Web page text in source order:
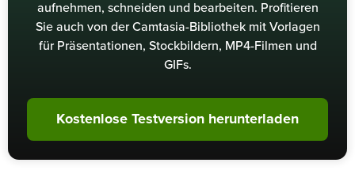
aufnehmen, schneiden und bearbeiten. Profitieren
Sie auch von der Camtasia-Bibliothek mit Vorlagen
für Präsentationen, Stockbildern, MP4-Filmen und
GIFs.
Kostenlose Testversion herunterladen